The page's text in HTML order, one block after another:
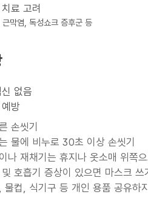
료 고려
막염, 독성쇼크 증후군 등
없음
방
손씻기
물에 비누로 30초 이상 손씻기
나 재채기는 휴지나 옷소매 위쪽
호흡기 증상이 있으면 마스크 쓰
물컵, 식기구 등 개인 용품 공유하